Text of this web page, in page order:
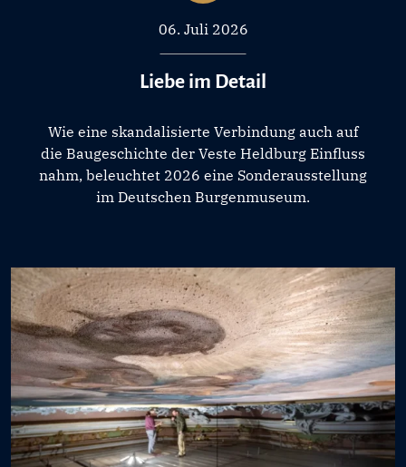
06. Juli 2026
Liebe im Detail
Wie eine skandalisierte Verbindung auch auf
die Baugeschichte der Veste Heldburg Einfluss
nahm, beleuchtet 2026 eine Sonderausstellung
im Deutschen Burgenmuseum.